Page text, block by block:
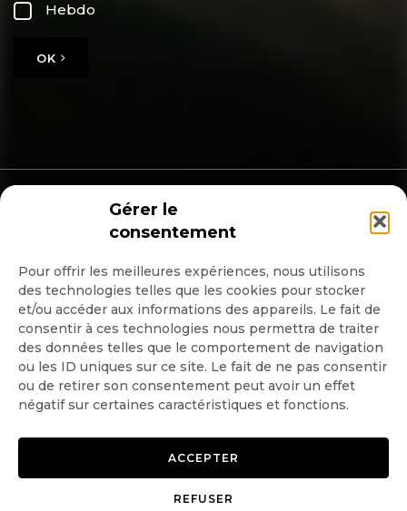
Gérer le
consentement
Pour offrir les meilleures expériences, nous utilisons
des technologies telles que les cookies pour stocker
et/ou accéder aux informations des appareils. Le fait de
consentir à ces technologies nous permettra de traiter
des données telles que le comportement de navigation
ou les ID uniques sur ce site. Le fait de ne pas consentir
ou de retirer son consentement peut avoir un effet
négatif sur certaines caractéristiques et fonctions.
ACCEPTER
REFUSER
Hebdo
OK
Politique de confidentialité
Politique d’utilisation des
Gérer le consentement